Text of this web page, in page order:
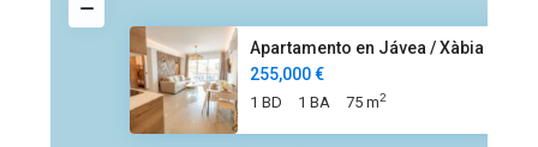
Apartamento en Jávea / Xàbia c
255,000 €
1 BD 1 BA 75 m2